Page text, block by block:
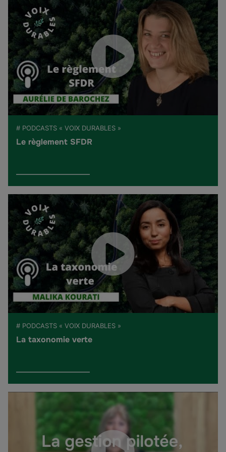
# PODCASTS « VOIX DURABLES »
Le règlement SFDR
# PODCASTS « VOIX DURABLES »
La taxonomie verte